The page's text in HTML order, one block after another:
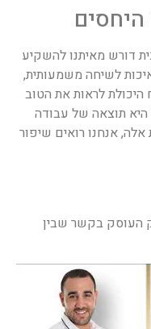
דורש מאיתנו להשקיע
לשיחה משמעותית,
לראות את הטוב
תוצאה של עבודה
אנחנו רואים שיפור
העוסק בקשר שבין